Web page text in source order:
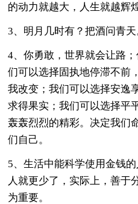
的动力就越大，人生就越辉煌
3、明月几时有？把酒问青天
4、你勇敢，世界就会让路
们可以选择固执地停滞不前
我改变；我们可以选择安逸
求得果实；我们可以选择平
轰轰烈烈的精彩。决定我们
们自己。
5、生活中能科学使用金钱
人就更少了，实际上，善于
为重要。